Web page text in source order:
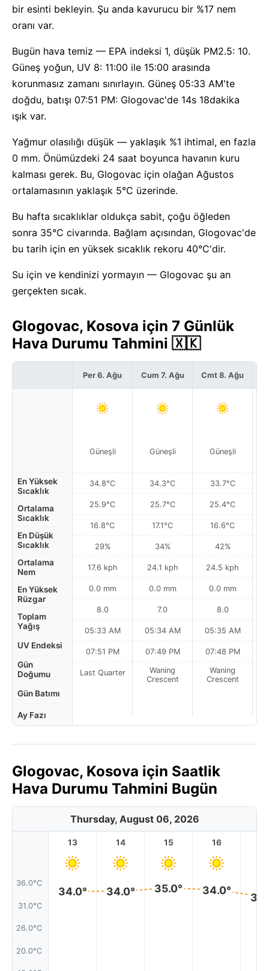
bir esinti bekleyin. Şu anda kavurucu bir %17 nem
oranı var.
Bugün hava temiz — EPA indeksi 1, düşük PM2.5: 10.
Güneş yoğun, UV 8: 11:00 ile 15:00 arasında
korunmasız zamanı sınırlayın. Güneş 05:33 AM'te
doğdu, batışı 07:51 PM: Glogovac'de 14s 18dakika
ışık var.
Yağmur olasılığı düşük — yaklaşık %1 ihtimal, en fazla
0 mm. Önümüzdeki 24 saat boyunca havanın kuru
kalması gerek. Bu, Glogovac için olağan Ağustos
ortalamasının yaklaşık 5°C üzerinde.
Bu hafta sıcaklıklar oldukça sabit, çoğu öğleden
sonra 35°C civarında. Bağlam açısından, Glogovac'de
bu tarih için en yüksek sıcaklık rekoru 40°C'dir.
Su için ve kendinizi yormayın — Glogovac şu an
gerçekten sıcak.
Glogovac, Kosova için 7 Günlük
Hava Durumu Tahmini 🇽🇰
En Yüksek
Sıcaklık
Ortalama
Sıcaklık
En Düşük
Sıcaklık
Ortalama
Nem
En Yüksek
Rüzgar
Toplam
Yağış
UV Endeksi
Gün
Doğumu
Gün Batımı
Ay Fazı
Per 6. Ağu
Güneşli
34.8°C
25.9°C
16.8°C
29%
17.6 kph
0.0 mm
8.0
05:33 AM
07:51 PM
Last Quarter
Cum 7. Ağu
Güneşli
34.3°C
25.7°C
17.1°C
34%
24.1 kph
0.0 mm
7.0
05:34 AM
07:49 PM
Waning
Crescent
Cmt 8. Ağu
Güneşli
33.7°C
25.4°C
16.6°C
42%
24.5 kph
0.0 mm
8.0
05:35 AM
07:48 PM
Waning
Crescent
Glogovac, Kosova için Saatlik
Hava Durumu Tahmini Bugün
Thursday, August 06, 2026
36.0°C
31.0°C
26.0°C
20.0°C
13
34.0°
14
34.0°
15
35.0°
16
34.0°